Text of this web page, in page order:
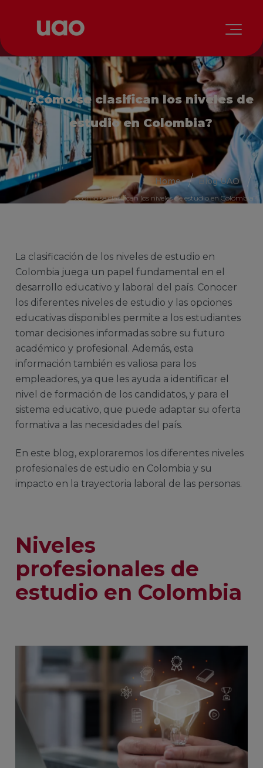
¿Cómo se clasifican los niveles de
estudio en Colombia?
Home Blog UAO
¿Cómo se clasifican los niveles de estudio en Colombia?
La clasificación de los niveles de estudio en
Colombia juega un papel fundamental en el
desarrollo educativo y laboral del país. Conocer
los diferentes niveles de estudio y las opciones
educativas disponibles permite a los estudiantes
tomar decisiones informadas sobre su futuro
académico y profesional. Además, esta
información también es valiosa para los
empleadores, ya que les ayuda a identificar el
nivel de formación de los candidatos, y para el
sistema educativo, que puede adaptar su oferta
formativa a las necesidades del país.
En este blog, exploraremos los diferentes niveles
profesionales de estudio en Colombia y su
impacto en la trayectoria laboral de las personas.
Niveles
profesionales de
estudio en Colombia